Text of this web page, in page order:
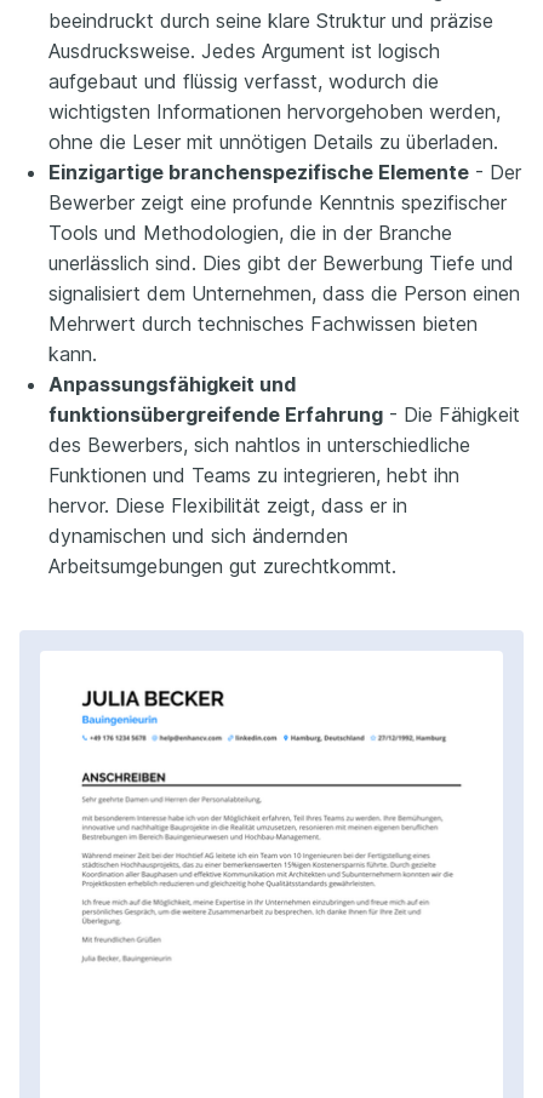
beeindruckt durch seine klare Struktur und präzise
Ausdrucksweise. Jedes Argument ist logisch
aufgebaut und flüssig verfasst, wodurch die
wichtigsten Informationen hervorgehoben werden,
ohne die Leser mit unnötigen Details zu überladen.
Einzigartige branchenspezifische Elemente - Der
Bewerber zeigt eine profunde Kenntnis spezifischer
Tools und Methodologien, die in der Branche
unerlässlich sind. Dies gibt der Bewerbung Tiefe und
signalisiert dem Unternehmen, dass die Person einen
Mehrwert durch technisches Fachwissen bieten
kann.
Anpassungsfähigkeit und
funktionsübergreifende Erfahrung - Die Fähigkeit
des Bewerbers, sich nahtlos in unterschiedliche
Funktionen und Teams zu integrieren, hebt ihn
hervor. Diese Flexibilität zeigt, dass er in
dynamischen und sich ändernden
Arbeitsumgebungen gut zurechtkommt.